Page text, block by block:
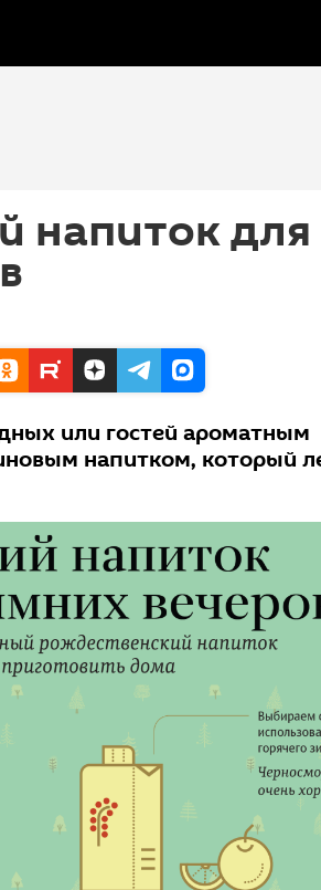
напиток
или гостей ароматным
напитком, который